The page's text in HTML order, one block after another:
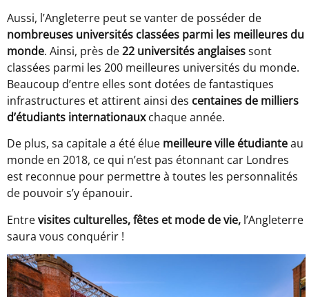
Aussi, l’Angleterre peut se vanter de posséder de
nombreuses universités classées parmi les meilleures du
monde. Ainsi, près de22 universités anglaisessont
classées parmi les 200 meilleures universités du monde.
Beaucoup d’entre elles sont dotées de fantastiques
infrastructures et attirent ainsi des centaines de milliers
d’étudiants internationauxchaque année.
De plus, sa capitale a été élue meilleure ville étudianteau
monde en 2018, ce qui n’est pas étonnant car Londres
est reconnue pour permettre à toutes les personnalités
de pouvoir s’y épanouir.
Entrevisites culturelles, fêtes et mode de vie, l’Angleterre
saura vous conquérir !